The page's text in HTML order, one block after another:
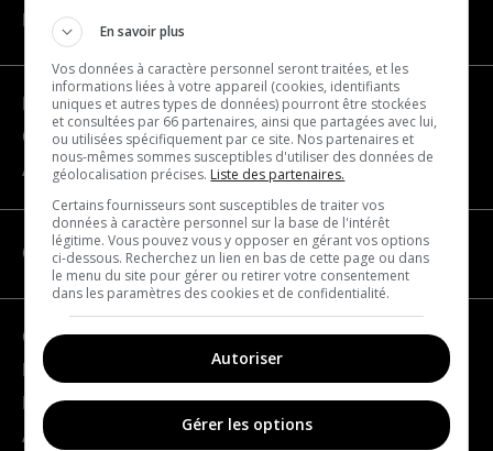
NAVIGATION
Become a partner
Contact us
About us
CATEGORIES
Geography
France
Europe
Americas
En savoir plus
Vos données à caractère personnel seront traitées, et les
informations liées à votre appareil (cookies, identifiants
uniques et autres types de données) pourront être stockées
et consultées par 66 partenaires, ainsi que partagées avec lui,
ou utilisées spécifiquement par ce site. Nos partenaires et
nous-mêmes sommes susceptibles d'utiliser des données de
géolocalisation précises. Liste des partenaires.
Certains fournisseurs sont susceptibles de traiter vos
données à caractère personnel sur la base de l'intérêt
légitime. Vous pouvez vous y opposer en gérant vos options
ci-dessous. Recherchez un lien en bas de cette page ou dans
le menu du site pour gérer ou retirer votre consentement
dans les paramètres des cookies et de confidentialité.
Autoriser
Gérer les options